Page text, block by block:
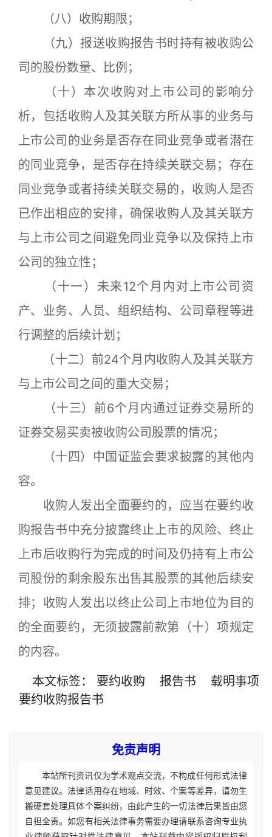
（八）收购期限；
（九）报送收购报告书时持有被收购公
司的股份数量、比例；
（十）本次收购对上市公司的影响分
析，包括收购人及其关联方所从事的业务与
上市公司的业务是否存在同业竞争或者潜在
的同业竞争，是否存在持续关联交易；存在
同业竞争或者持续关联交易的，收购人是否
已作出相应的安排，确保收购人及其关联方
与上市公司之间避免同业竞争以及保持上市
公司的独立性；
（十一）未来12个月内对上市公司资
产、业务、人员、组织结构、公司章程等进
行调整的后续计划；
（十二）前24个月内收购人及其关联方
与上市公司之间的重大交易；
（十三）前6个月内通过证券交易所的
证券交易买卖被收购公司股票的情况；
（十四）中国证监会要求披露的其他内
容。
收购人发出全面要约的，应当在要约收
购报告书中充分披露终止上市的风险、终止
上市后收购行为完成的时间及仍持有上市公
司股份的剩余股东出售其股票的其他后续安
排；收购人发出以终止公司上市地位为目的
的全面要约，无须披露前款第（十）项规定
的内容。
本文标签： 要约收购 报告书
载明事项
要约收购报告书
免责声明
本站所刊资讯仅为学术观点交流，不构成任何形式法律
意见建议。法律适用存在地域、时效、个案等差异，请勿生
搬硬套处理具体个案纠纷，由此产生的一切法律后果皆由您
自担全责。如您有相关法律事务需要办理请联系咨询专业执